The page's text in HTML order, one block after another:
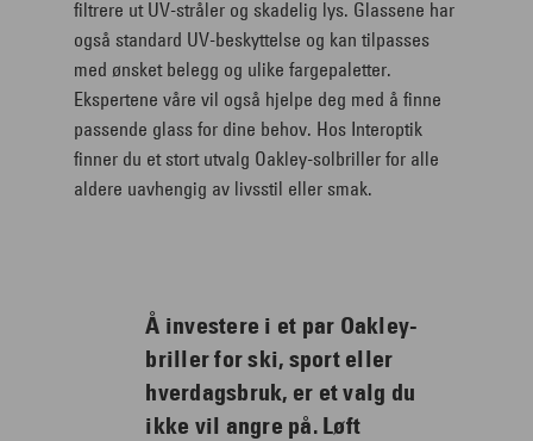
filtrere ut UV-stråler og skadelig lys. Glassene har
også standard UV-beskyttelse og kan tilpasses
med ønsket belegg og ulike fargepaletter.
Ekspertene våre vil også hjelpe deg med å finne
passende glass for dine behov. Hos Interoptik
finner du et stort utvalg Oakley-solbriller for alle
aldere uavhengig av livsstil eller smak.
Å investere i et par Oakley-
briller for ski, sport eller
hverdagsbruk, er et valg du
ikke vil angre på. Løft